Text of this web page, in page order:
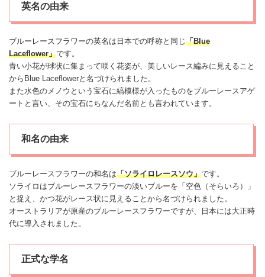
英名の由来
ブルー レースフラワーの英名は日本での呼称と同じ「Blue
Laceflower」です。
青い小花が球状に集まって咲く花姿が、美しいレース編みに見えること
からBlue Laceflowerと名づけられました。
また水色のメノウという宝石に縞模様が入ったものをブルーレースアゲ
ートと言い、その宝石にちなんだ名前とも言われています。
和名の由来
ブルー レースフラワーの和名は「ソライロレースソウ」です。
ソライロはブルー レースフラワーの淡いブルーを「空色（そらいろ）」
と捉え、かつ花がレース状に見えることから名づけられました。
オーストラリアが原産のブルー レースフラワーですが、日本には大正時
代に導入されました。
正式な学名